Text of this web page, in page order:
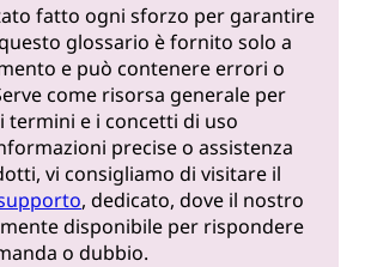
fatto ogni sforzo per garantire
glossario è fornito solo a
e può contenere errori o
come risorsa generale per
termini e i concetti di uso
precise o assistenza
vi consigliamo di visitare il
, dedicato, dove il nostro
disponibile per rispondere
o dubbio.